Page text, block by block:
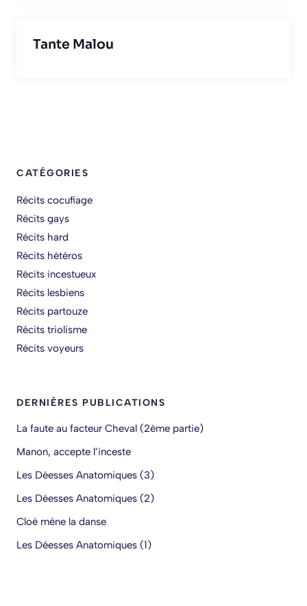
Tante Malou
CATÉGORIES
Récits cocufiage
Récits gays
Récits hard
Récits hétéros
Récits incestueux
Récits lesbiens
Récits partouze
Récits triolisme
Récits voyeurs
DERNIÈRES PUBLICATIONS
La faute au facteur Cheval (2ème partie)
Manon, accepte l’inceste
Les Déesses Anatomiques (3)
Les Déesses Anatomiques (2)
Cloé mène la danse
Les Déesses Anatomiques (1)